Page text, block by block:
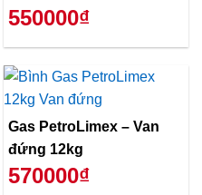
550000₫
Gas PetroLimex – Van
đứng 12kg
570000₫